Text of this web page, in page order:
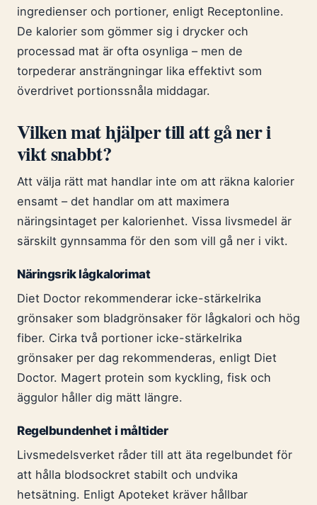
ingredienser och portioner, enligt Receptonline.
De kalorier som gömmer sig i drycker och
processad mat är ofta osynliga – men de
torpederar ansträngningar lika effektivt som
överdrivet portionssnåla middagar.
Vilken mat hjälper till att gå ner i
vikt snabbt?
Att välja rätt mat handlar inte om att räkna kalorier
ensamt – det handlar om att maximera
näringsintaget per kalorienhet. Vissa livsmedel är
särskilt gynnsamma för den som vill gå ner i vikt.
Näringsrik lågkalorimat
Diet Doctor rekommenderar icke-stärkelrika
grönsaker som bladgrönsaker för lågkalori och hög
fiber. Cirka två portioner icke-stärkelrika
grönsaker per dag rekommenderas, enligt Diet
Doctor. Magert protein som kyckling, fisk och
äggulor håller dig mätt längre.
Regelbundenhet i måltider
Livsmedelsverket råder till att äta regelbundet för
att hålla blodsockret stabilt och undvika
hetsätning. Enligt Apoteket kräver hållbar